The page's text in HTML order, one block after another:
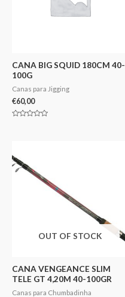
CANA BIG SQUID 180CM 40-
100G
Canas para Jigging
€60,00
OUT OF STOCK
CANA VENGEANCE SLIM
TELE GT 4,20M 40-100GR
Canas para Chumbadinha